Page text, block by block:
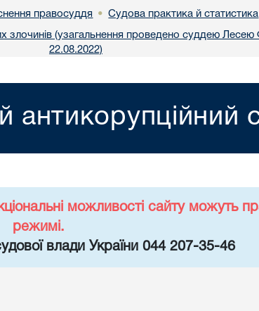
правосуддя • Судова практика й статистика
злочинів (узагальнення проведено суддею
22.08.2022)
антикорупційний
можливості сайту можуть
режимі.
влади України 044 207-35-46